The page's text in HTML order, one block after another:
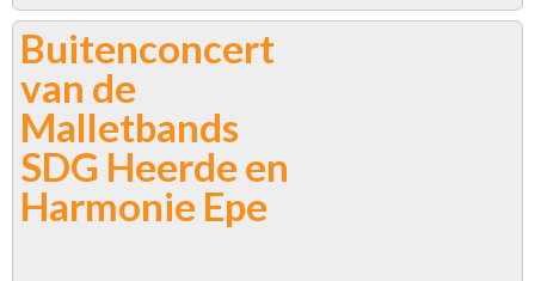
Buitenconcert
van de
Malletbands
SDG Heerde en
Harmonie Epe